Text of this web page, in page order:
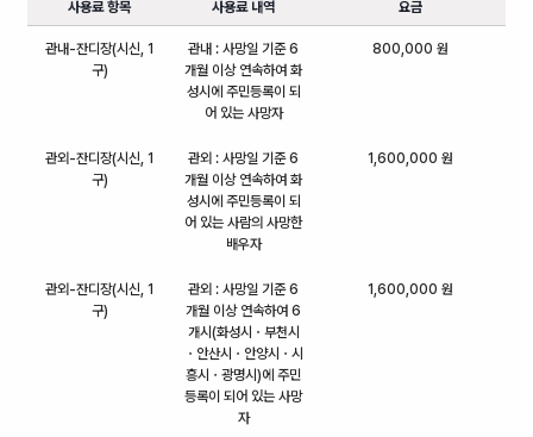
사용료 항목 사용료 내역 요금
관내-잔디장(시신, 1
구)
관내 : 사망일 기준 6
개월 이상 연속하여 화
성시에 주민등록이 되
어 있는 사망자
800,000 원
관외-잔디장(시신, 1
구)
관외 : 사망일 기준 6
개월 이상 연속하여 화
성시에 주민등록이 되
어 있는 사람의 사망한
배우자
1,600,000 원
관외-잔디장(시신, 1
구)
관외 : 사망일 기준 6
개월 이상 연속하여 6
개시(화성시ㆍ부천시
ㆍ안산시ㆍ안양시ㆍ시
흥시ㆍ광명시)에 주민
등록이 되어 있는 사망
자
1,600,000 원